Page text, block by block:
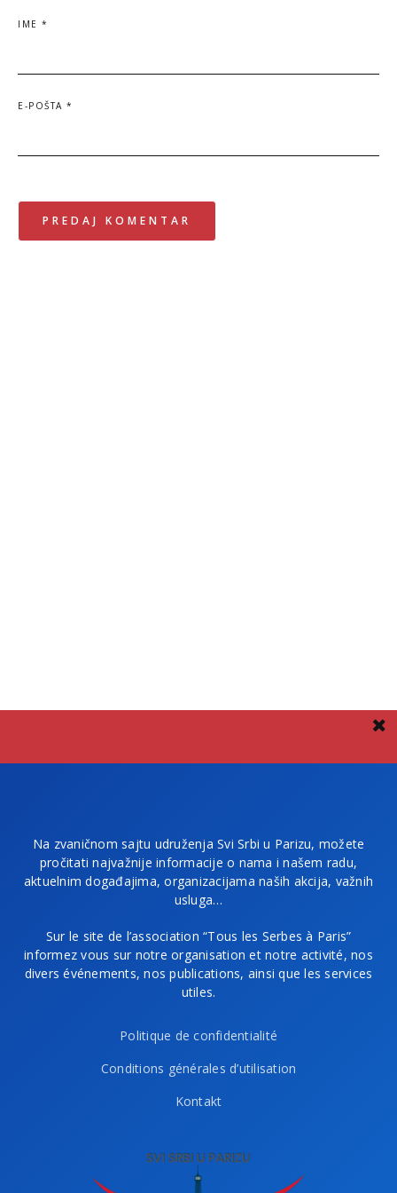
IME *
E-POŠTA *
Na zvaničnom sajtu udruženja Svi Srbi u Parizu, možete
pročitati najvažnije informacije o nama i našem radu,
aktuelnim događajima, organizacijama naših akcija, važnih
usluga…
Sur le site de l’association “Tous les Serbes à Paris”
informez vous sur notre organisation et notre activité, nos
divers événements, nos publications, ainsi que les services
utiles.
Politique de confidentialité
Conditions générales d’utilisation
Kontakt